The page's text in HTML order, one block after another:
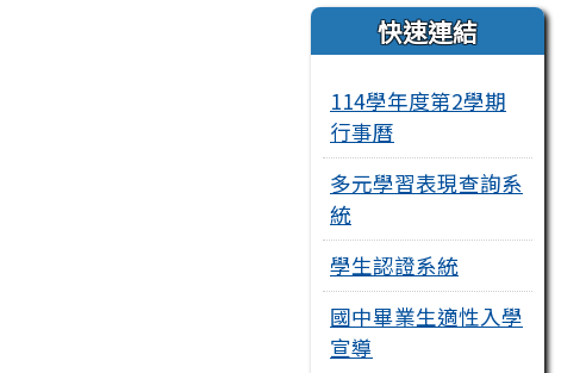
右邊區域內容
快速連結
114學年度第2學期
行事曆
多元學習表現查詢系
統
學生認證系統
國中畢業生適性入學
宣導